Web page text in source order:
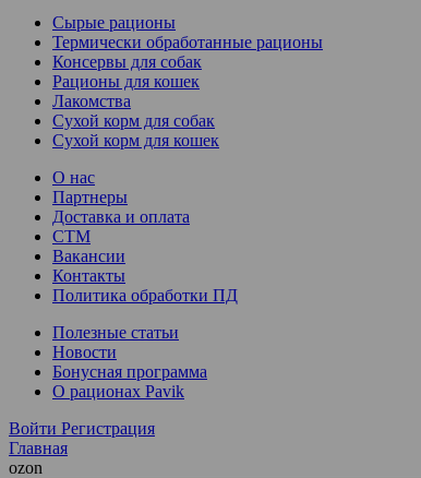
Сырые рационы
Термически обработанные рационы
Консервы для собак
Рационы для кошек
Лакомства
Сухой корм для собак
Сухой корм для кошек
О нас
Партнеры
Доставка и оплата
СТМ
Вакансии
Контакты
Политика обработки ПД
Полезные статьи
Новости
Бонусная программа
О рационах Pavik
Войти Регистрация
Главная
ozon